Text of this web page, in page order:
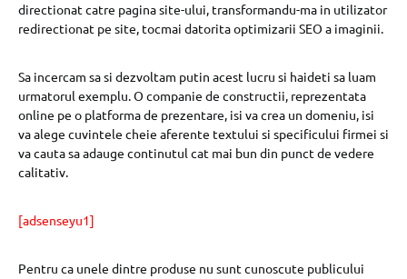
directionat catre pagina site-ului, transformandu-ma in utilizator
redirectionat pe site, tocmai datorita optimizarii SEO a imaginii.
Sa incercam sa si dezvoltam putin acest lucru si haideti sa luam
urmatorul exemplu. O companie de constructii, reprezentata
online pe o platforma de prezentare, isi va crea un domeniu, isi
va alege cuvintele cheie aferente textului si specificului firmei si
va cauta sa adauge continutul cat mai bun din punct de vedere
calitativ.
[adsenseyu1]
Pentru ca unele dintre produse nu sunt cunoscute publicului